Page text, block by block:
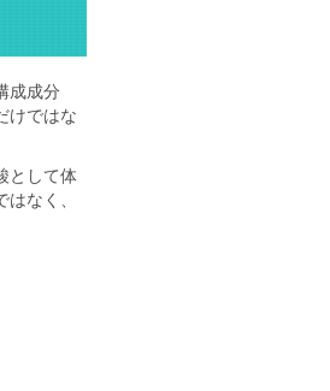
成成分
けではな
として体
なく、